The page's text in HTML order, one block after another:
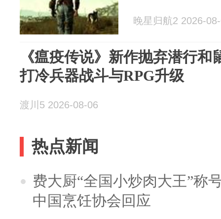
晚星归航2 2026-
《瘟疫传说》新作抛弃潜行
打冷兵器战斗与RPG升级
渡川5 2026-08-06
热点新闻
费大厨“全国小炒肉大王”称
中国烹饪协会回应